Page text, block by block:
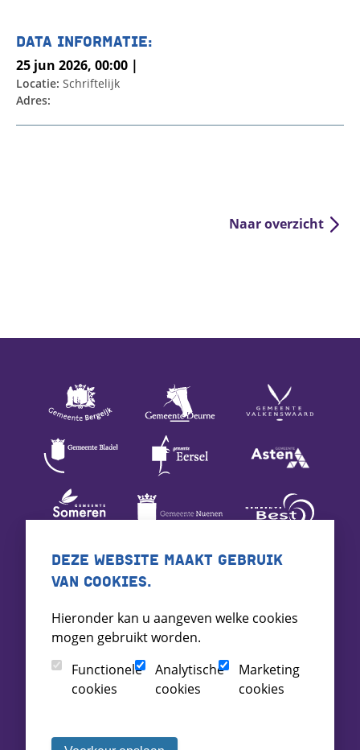
DATA INFORMATIE:
25 jun 2026, 00:00 |
Locatie: Schriftelijk
Adres:
Naar overzicht
DEZE WEBSITE MAAKT GEBRUIK
VAN COOKIES.
Hieronder kan u aangeven welke cookies
mogen gebruikt worden.
Functionele
cookies
Analytische
cookies
Marketing
cookies